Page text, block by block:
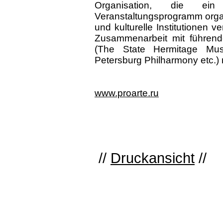
Organisation, die
Veranstaltungsprogramm
und kulturelle Institutionen
Zusammenarbeit mit
(The State Hermitage
Petersburg Philharmony etc.)
www.proarte.ru
// Druckansicht //